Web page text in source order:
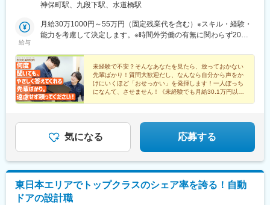
神保町駅、九段下駅、水道橋駅
給与
月給30万1000円～55万円（固定残業代を含む）※スキル・経験・
能力を考慮して決定します。※時間外労働の有無に関わらず20時
未経験で不安？そんなあなたを見たら、放っておかない
先輩ばかり！質問大歓迎だし、なんなら自分から声をか
けにいくほど「おせっかい」を発揮します！一人ぼっち
になんて、させません！《未経験でも月給30.1万円以
気になる 応募する
東日本エリアでトップクラスのシェア率を誇る！自動
ドアの設計職